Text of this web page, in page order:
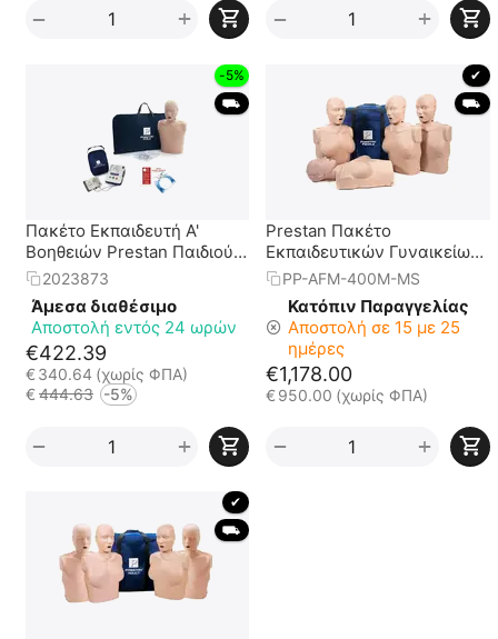
+
− +
−
-5%
⛟
Πακέτο Εκπαιδευτή Α'
Βοηθειών Prestan Παιδιού +
Εκπ. Απινιδωτής Prestan
2023873
Άμεσα διαθέσιμο
Αποστολή εντός 24 ωρών
€422.39
€ 340.64 (χωρίς ΦΠΑ)
€ 444.63 -5%
+
−
✔
⛟
Prestan Πακέτο
Εκπαιδευτικών Γυναικείων
Προπλασμάτων (4
Μετρονόμο και Τσάντα
Μεταφοράς.
PP-AFM-400M-MS
Κατόπιν Παραγγελίας
Αποστολή σε 15 με 25
ημέρες
€1,178.00
€950.00 (χωρίς ΦΠΑ)
+
−
✔
⛟